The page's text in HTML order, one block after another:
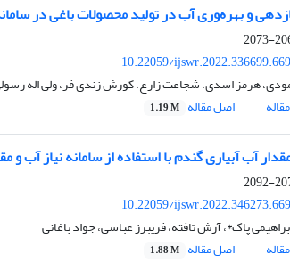
و بهره‌وری آب در تولید محصولات باغی در
10.22059/
هرمز اسدی، شجاعت زارع، کورش زندی فر، ولی اله
اصل مقاله 1.19 M
آب آبیاری گندم با استفاده از سامانه نیاز آب و
10.22059/
پاک*، آرش تافته، فریبرز عباسی، جواد باغانی
اصل مقاله 1.88 M